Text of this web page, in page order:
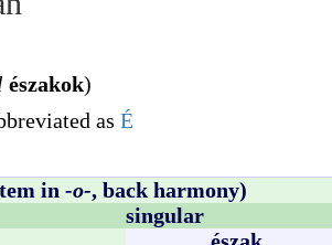
északok)
as É
in -o-, back harmony)
singular